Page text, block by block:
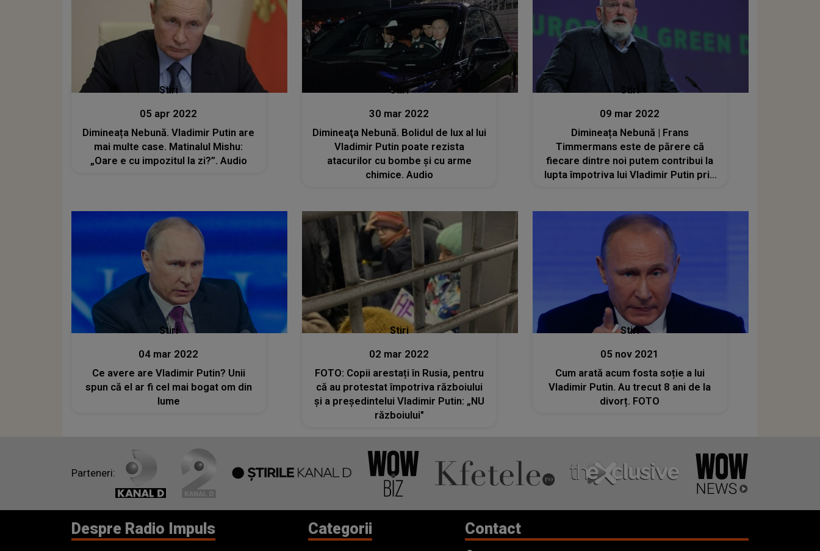
Stiri
05 apr 2022
Dimineața Nebună. Vladimir Putin are
mai multe case. Matinalul Mishu:
„Oare e cu impozitul la zi?”. Audio
Stiri
30 mar 2022
Dimineaţa Nebună. Bolidul de lux al lui
Vladimir Putin poate rezista
atacurilor cu bombe și cu arme
chimice. Audio
Stiri
09 mar 2022
Dimineața Nebună | Frans
Timmermans este de părere că
fiecare dintre noi putem contribui la
lupta împotriva lui Vladimir Putin prin
Stiri
04 mar 2022
Ce avere are Vladimir Putin? Unii
spun că el ar fi cel mai bogat om din
lume
Stiri
02 mar 2022
FOTO: Copii arestați în Rusia, pentru
că au protestat împotriva războiului
și a președintelui Vladimir Putin: „NU
războiului"
Stiri
05 nov 2021
Cum arată acum fosta soție a lui
Vladimir Putin. Au trecut 8 ani de la
divorț. FOTO
Parteneri:
Despre Radio Impuls Categorii Contact